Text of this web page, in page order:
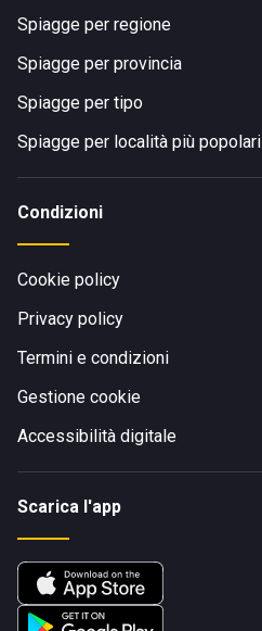
Spiagge per regione
Spiagge per provincia
Spiagge per tipo
Spiagge per località più popolari
Condizioni
Cookie policy
Privacy policy
Termini e condizioni
Gestione cookie
Accessibilità digitale
Scarica l'app